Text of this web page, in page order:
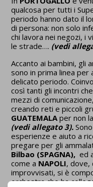
qualcosa per tutti i
periodo hanno dato il
di persona: non solo
chi lavora nei negozi, i
le strade…. (vedi
Accanto ai bambini, gli
sono in prima linea per
delicato periodo.
così tanti gli incontri
mezzi di
creando reti e piccoli
GUATEMALAper non
(vedi allegato 3).
esperienze e aiuto a
pregare per gli
Bilbao (SPAGNA), ed
come a NAPOLI, dove,
improvvisati, si è
orchestra che ha